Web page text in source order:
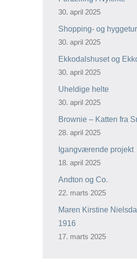
30. april 2025
Shopping- og hyggetur
30. april 2025
Ekkodalshuset og
30. april 2025
Uheldige helte
30. april 2025
Brownie – Katten fra
28. april 2025
Igangværende projekt
18. april 2025
Andton og Co.
22. marts 2025
Maren Kirstine
1916
17. marts 2025